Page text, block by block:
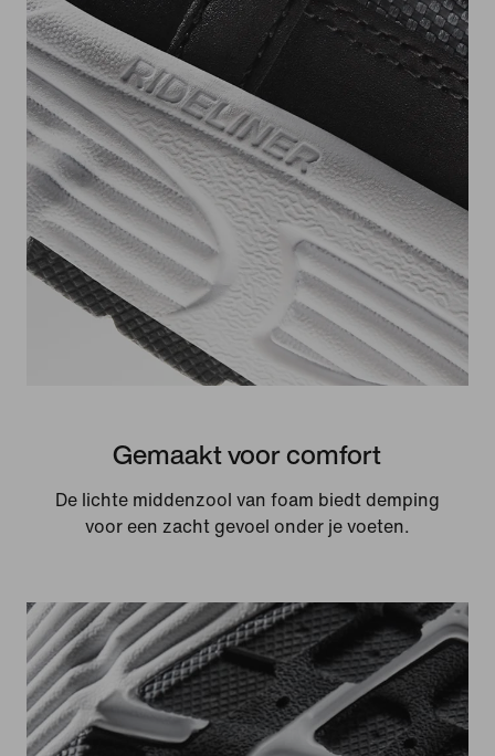
Gemaakt voor comfort
De lichte middenzool van foam biedt demping
voor een zacht gevoel onder je voeten.